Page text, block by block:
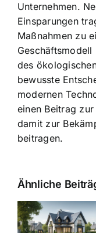
Unternehmen.
Einsparungen
Maßnahmen zu
des
bewusste
modernen
einen Beitrag
damit zur
beitragen.
Ähnliche